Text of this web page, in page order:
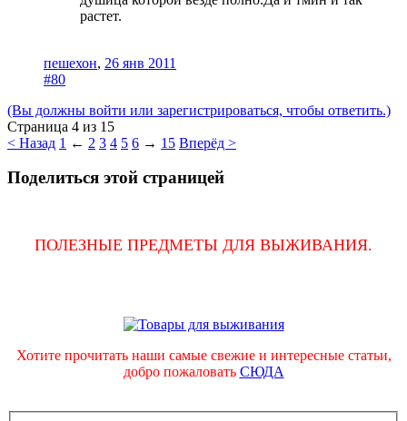
растет.
пешехон, 26 янв 2011
#80
(Вы должны войти или зарегистрироваться, чтобы ответить.)
Страница 4 из 15
< Назад 1 ← 2 3 4 5 6 → 15 Вперёд >
Поделиться этой страницей
ПОЛЕЗНЫЕ ПРЕДМЕТЫ ДЛЯ ВЫЖИВАНИЯ.
Хотите прочитать наши самые свежие и интересные статьи,
добро пожаловать СЮДА